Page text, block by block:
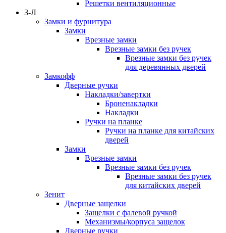
Решетки вентиляционные
З-Л
Замки и фурнитура
Замки
Врезные замки
Врезные замки без ручек
Врезные замки без ручек
для деревянных дверей
Замкофф
Дверные ручки
Накладки/завертки
Броненакладки
Накладки
Ручки на планке
Ручки на планке для китайских
дверей
Замки
Врезные замки
Врезные замки без ручек
Врезные замки без ручек
для китайских дверей
Зенит
Дверные защелки
Защелки с фалевой ручкой
Механизмы/корпуса защелок
Дверные ручки